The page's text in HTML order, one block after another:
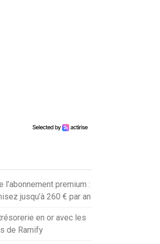
l’abonnement premium :
jusqu’à 260 € par an
en or avec les
de Ramify